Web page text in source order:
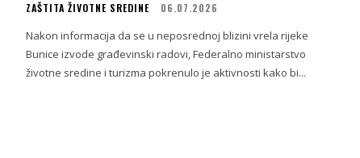
ZAŠTITA ŽIVOTNE SREDINE 06.07.2026
Nakon informacija da se u neposrednoj blizini vrela rijeke
Bunice izvode građevinski radovi, Federalno ministarstvo
životne sredine i turizma pokrenulo je aktivnosti kako bi...